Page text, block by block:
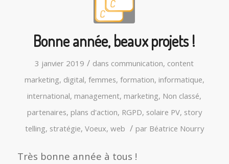
Bonne année, beaux projets !
3 janvier 2019 / dans communication, content
marketing, digital, femmes, formation, informatique,
international,management,marketing, Non classé,
partenaires, plans d'action, RGPD, solaire PV, story
telling, stratégie, Voeux, web / par Béatrice Nourry
Très bonne année à tous !